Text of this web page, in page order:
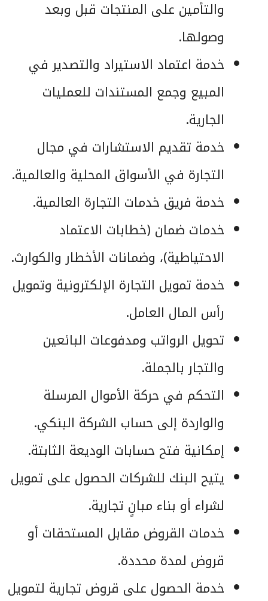
والتأمين على المنتجات قبل وبعد
وصولها.
خدمة اعتماد الاستيراد والتصدير في
المبيع وجمع المستندات للعمليات
الجارية.
خدمة تقديم الاستشارات في مجال
التجارة في الأسواق المحلية والعالمية.
خدمة فريق خدمات التجارة العالمية.
خدمات ضمان (خطابات الاعتماد
الاحتياطية)، وضمانات الأخطار والكوارث.
خدمة تمويل التجارة الإلكترونية وتمويل
رأس المال العامل.
تحويل الرواتب ومدفوعات البائعين
والتجار بالجملة.
التحكم في حركة الأموال المرسلة
والواردة إلى حساب الشركة البنكي.
إمكانية فتح حسابات الوديعة الثابتة.
يتيح البنك للشركات الحصول على تمويل
لشراء أو بناء مبانٍ تجارية.
خدمات القروض مقابل المستحقات أو
قروض لمدة محددة.
خدمة الحصول على قروض تجارية لتمويل